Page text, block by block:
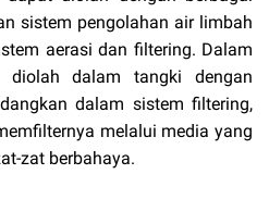
sistem pengolahan air limbah
aerasi dan filtering. Dalam
diolah dalam tangki dengan
dalam sistem filtering,
melalui media yang
zat berbahaya.